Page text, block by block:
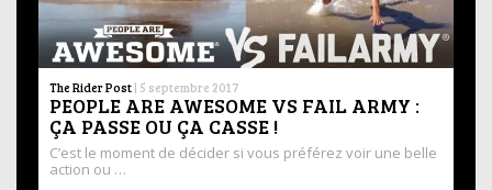
The Rider Post | 5 septembre 2017
PEOPLE ARE AWESOME VS FAIL ARMY :
ÇA PASSE OU ÇA CASSE !
C’est le moment de décider si vous préférez voir une belle
action ou …